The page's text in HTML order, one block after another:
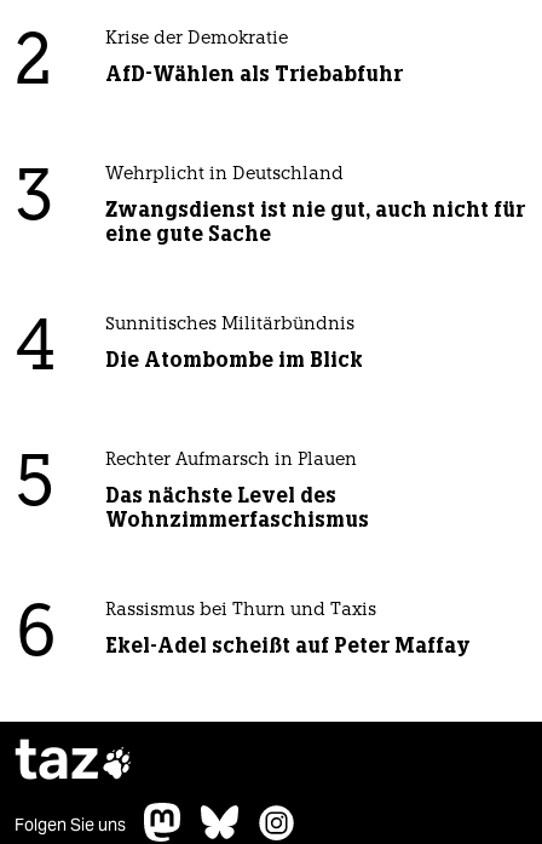
Wir öffnen die Kommentarspalte bei ausgewählten
Artikeln für etwa drei Tage –hier sind sie zu finden
meistkommentiert
Anschlag auf den CSD in Berlin
Wehrplicht in Deutschland
5 Rechter Aufmarsch in Plauen
Das nächste Level des